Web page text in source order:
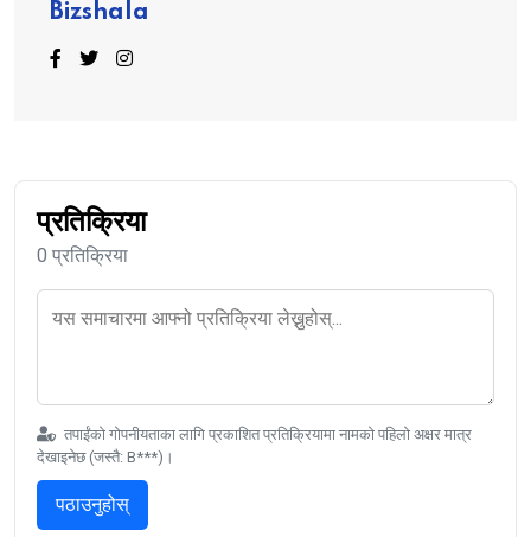
Bizshala
प्रतिक्रिया
0 प्रतिक्रिया
तपाईंको गोपनीयताका लागि प्रकाशित प्रतिक्रियामा नामको पहिलो अक्षर मात्र
देखाइनेछ (जस्तै: B***)।
पठाउनुहोस्